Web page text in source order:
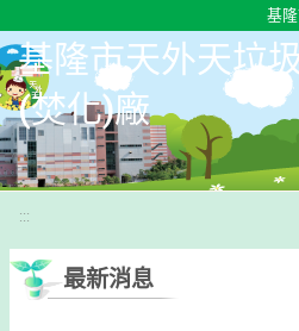
基
基隆市天外天垃
(焚化)廠
:::
最新消息